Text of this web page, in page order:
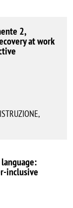
2,
at work
inclusive